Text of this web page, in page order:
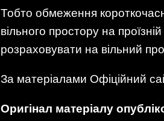
Тобто обмеження
вільного простору на
розраховувати на вільний
За матеріалами Офіційний
Оригінал матеріалу